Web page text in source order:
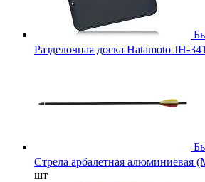
Разделочная доска Hatamoto JH-
Стрела арбалетная алюминиевая
шт